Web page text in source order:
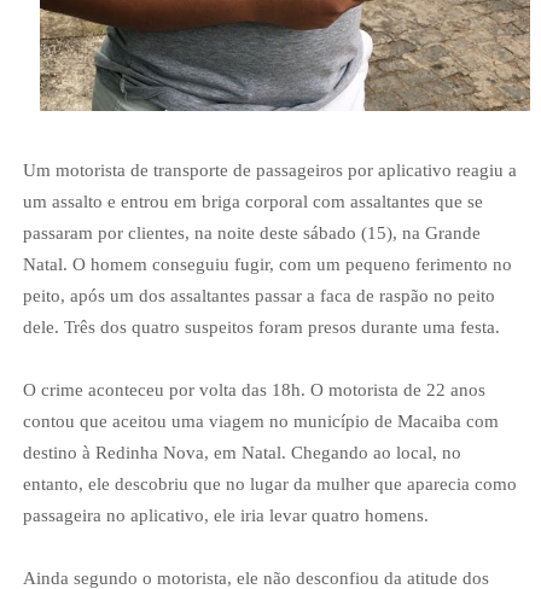
Um motorista de transporte de passageiros por aplicativo reagiu a
um assalto e entrou em briga corporal com assaltantes que se
passaram por clientes, na noite deste sábado (15), na Grande
Natal. O homem conseguiu fugir, com um pequeno ferimento no
peito, após um dos assaltantes passar a faca de raspão no peito
dele. Três dos quatro suspeitos foram presos durante uma festa.
O crime aconteceu por volta das 18h. O motorista de 22 anos
contou que aceitou uma viagem no município de Macaiba com
destino à Redinha Nova, em Natal. Chegando ao local, no
entanto, ele descobriu que no lugar da mulher que aparecia como
passageira no aplicativo, ele iria levar quatro homens.
Ainda segundo o motorista, ele não desconfiou da atitude dos